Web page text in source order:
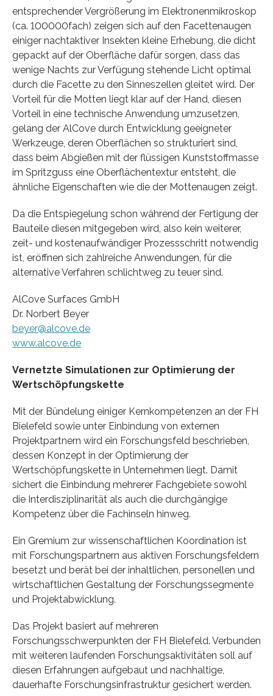
entsprechender Vergrößerung im Elektronenmikroskop
(ca. 100000fach) zeigen sich auf den Facettenaugen
einiger nachtaktiver Insekten kleine Erhebung, die dicht
gepackt auf der Oberfläche dafür sorgen, dass das
wenige Nachts zur Verfügung stehende Licht optimal
durch die Facette zu den Sinneszellen gleitet wird. Der
Vorteil für die Motten liegt klar auf der Hand, diesen
Vorteil in eine technische Anwendung umzusetzen,
gelang der AlCove durch Entwicklung geeigneter
Werkzeuge, deren Oberflächen so strukturiert sind,
dass beim Abgießen mit der flüssigen Kunststoffmasse
im Spritzguss eine Oberflächentextur entsteht, die
ähnliche Eigenschaften wie die der Mottenaugen zeigt.
Da die Entspiegelung schon während der Fertigung der
Bauteile diesen mitgegeben wird, also kein weiterer,
zeit- und kostenaufwändiger Prozessschritt notwendig
ist, eröffnen sich zahlreiche Anwendungen, für die
alternative Verfahren schlichtweg zu teuer sind.
AlCove Surfaces GmbH
Dr. Norbert Beyer
beyer@alcove.de
www.alcove.de
Vernetzte Simulationen zur Optimierung der
Wertschöpfungskette
Mit der Bündelung einiger Kernkompetenzen an der FH
Bielefeld sowie unter Einbindung von externen
Projektpartnern wird ein Forschungsfeld beschrieben,
dessen Konzept in der Optimierung der
Wertschöpfungskette in Unternehmen liegt. Damit
sichert die Einbindung mehrerer Fachgebiete sowohl
die Interdisziplinarität als auch die durchgängige
Kompetenz über die Fachinseln hinweg.
Ein Gremium zur wissenschaftlichen Koordination ist
mit Forschungspartnern aus aktiven Forschungsfeldern
besetzt und berät bei der inhaltlichen, personellen und
wirtschaftlichen Gestaltung der Forschungssegmente
und Projektabwicklung.
Das Projekt basiert auf mehreren
Forschungsschwerpunkten der FH Bielefeld. Verbunden
mit weiteren laufenden Forschungsaktivitäten soll auf
diesen Erfahrungen aufgebaut und nach­haltige,
dauerhafte Forschungsinfrastruktur gesichert werden.